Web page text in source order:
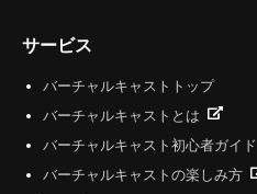
サービス
バーチャルキャストトップ
バーチャルキャストとは
バーチャルキャスト初心者ガイド
バーチャルキャストの楽しみ方